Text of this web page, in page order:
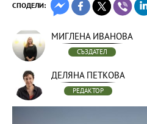
СПОДЕЛИ:
МИГЛЕНА ИВАНОВА
СЪЗДАТЕЛ
ДЕЛЯНА ПЕТКОВА
РЕДАКТОР